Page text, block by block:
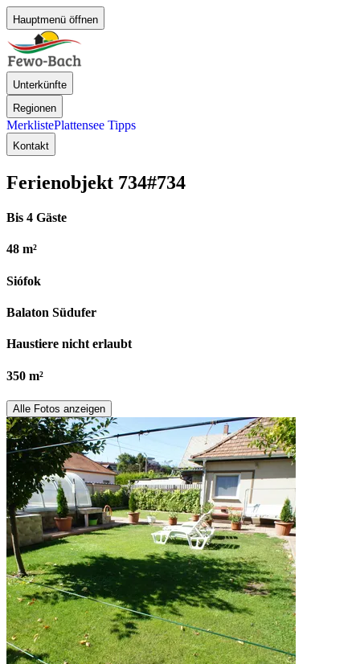
Hauptmenü öffnen
Unterkünfte
Regionen
MerklistePlattensee Tipps
Kontakt
Ferienobjekt 734#734
Bis 4 Gäste
48 m²
Siófok
Balaton Südufer
Haustiere nicht erlaubt
350 m²
Alle Fotos anzeigen